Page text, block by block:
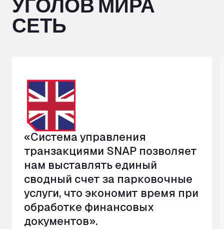
СЕТЬ
«Система управления
транзакциями SNAP позволяет
нам выставлять единый
сводный счет за парковочные
услуги, что экономит время при
обработке финансовых
документов».